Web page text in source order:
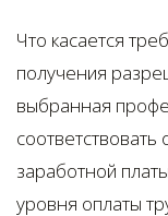
Что касается
получения
выбранная
заработной
уровня оплаты